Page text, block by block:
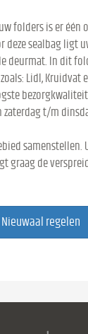
folders is er één
deze sealbag ligt
deurmat. In dit
Lidl, Kruidvat
t/m
samenstellen.
graag de
regelen